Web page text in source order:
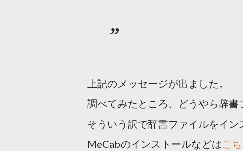
上記のメッセージが出ました。
調べてみたところ、どうやら辞書
そういう訳で辞書ファイルをイン
MeCabのインストールなどはこ